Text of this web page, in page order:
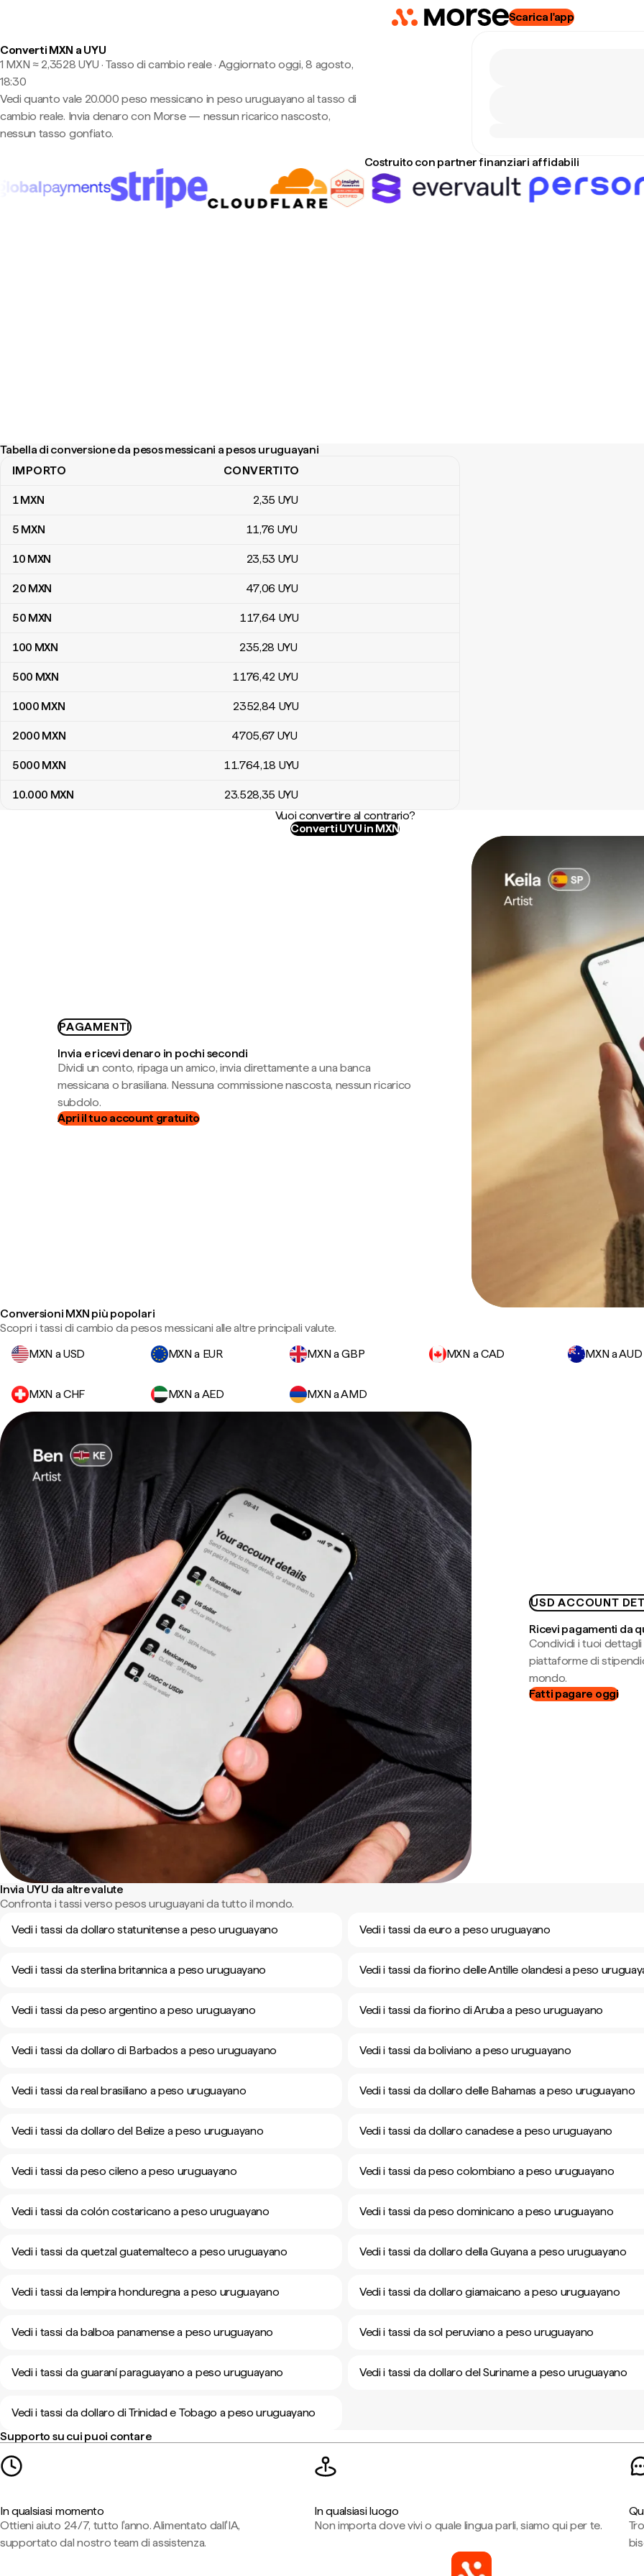
Scarica l'app
Converti MXN a UYU
1 MXN ≈ 2,3528 UYU · Tasso di cambio reale· Aggiornato oggi, 8 agosto,
18:30
Vedi quanto vale 20.000 peso messicano in peso uruguayano al tasso di
cambio reale. Invia denaro con Morse — nessun ricarico nascosto,
nessun tasso gonfiato.
Costruito con partner finanziari affidabili
Tabella di conversione da pesos messicani a pesos uruguayani
Tabella di conversione da pesos messicani a pesos uruguayani
IMPORTO CONVERTITO
1MXN 2,35 UYU
5 MXN 11,76 UYU
10 MXN 23,53 UYU
20 MXN 47,06 UYU
50 MXN 117,64 UYU
100 MXN 235,28 UYU
500 MXN 1176,42 UYU
1000 MXN 2352,84 UYU
2000 MXN 4705,67 UYU
5000 MXN 11.764,18 UYU
10.000 MXN 23.528,35 UYU
Vuoi convertire al contrario?
Converti UYU in MXN
PAGAMENTI
Invia e ricevi denaro in pochi secondi
Dividi un conto, ripaga un amico, invia direttamente a una banca
messicana o brasiliana. Nessuna commissione nascosta, nessun ricarico
subdolo.
Apri il tuo account gratuito
Conversioni MXN più popolari
Scopri i tassi di cambio da pesos messicani alle altre principali valute.
MXN a USD
MXN a EUR MXN a GBP MXN a CAD MXN a AUD
MXN a CHF MXN a AED MXN a AMD
USD ACCOUNT
Ricevi pagamenti da
Condividi i tuoi dettagli
piattaforme di
mondo.
Fatti pagare oggi
Invia UYU da altre valute
Confronta i tassi verso pesos uruguayani da tutto il mondo.
Vedi i tassi da dollaro statunitense a peso uruguayano
Vedi i tassi da euro a peso uruguayano
Vedi i tassi da sterlina britannica a peso uruguayano Vedi i tassi da fiorino delle Antille olandesi a peso
Vedi i tassi da peso argentino a peso uruguayano Vedi i tassi da fiorino di Aruba a peso uruguayano
Vedi i tassi da dollaro di Barbados a peso uruguayano Vedi i tassi da boliviano a peso uruguayano
Vedi i tassi da real brasiliano a peso uruguayano Vedi i tassi da dollaro delle Bahamas a peso uruguayano
Vedi i tassi da dollaro del Belize a peso uruguayano Vedi i tassi da dollaro canadese a peso uruguayano
Vedi i tassi da peso cileno a peso uruguayano Vedi i tassi da peso colombiano a peso uruguayano
Vedi i tassi da colón costaricano a peso uruguayano Vedi i tassi da peso dominicano a peso uruguayano
Vedi i tassi da quetzal guatemalteco a peso uruguayano Vedi i tassi da dollaro della Guyana a peso uruguayano
Vedi i tassi da lempira honduregna a peso uruguayano Vedi i tassi da dollaro giamaicano a peso uruguayano
Vedi i tassi da balboa panamense a peso uruguayano Vedi i tassi da sol peruviano a peso uruguayano
Vedi i tassi da guaraní paraguayano a peso uruguayano Vedi i tassi da dollaro del Suriname a peso uruguayano
Vedi i tassi da dollaro di Trinidad e Tobago a peso uruguayano
Supporto su cui puoi contare
In qualsiasi momento
Ottieni aiuto 24/7, tutto l'anno. Alimentato dall'IA,
supportato dal nostro team di assistenza.
In qualsiasi luogo
Non importa dove vivi o quale lingua parli, siamo qui per te.